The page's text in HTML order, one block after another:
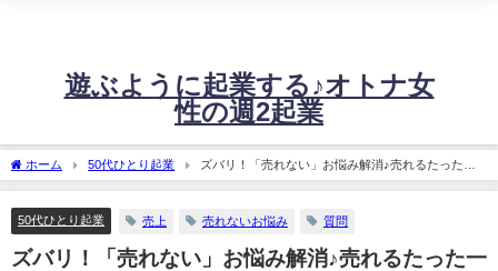
遊ぶように起業する♪オトナ女
性の週2起業
ホーム 50代ひとり起業
ズバリ！「売れない」お悩み解消♪売れるたった一
つの質問！
50代ひとり起業 売上 売れないお悩み 質問
ズバリ！「売れない」お悩み解消♪売れるたった一